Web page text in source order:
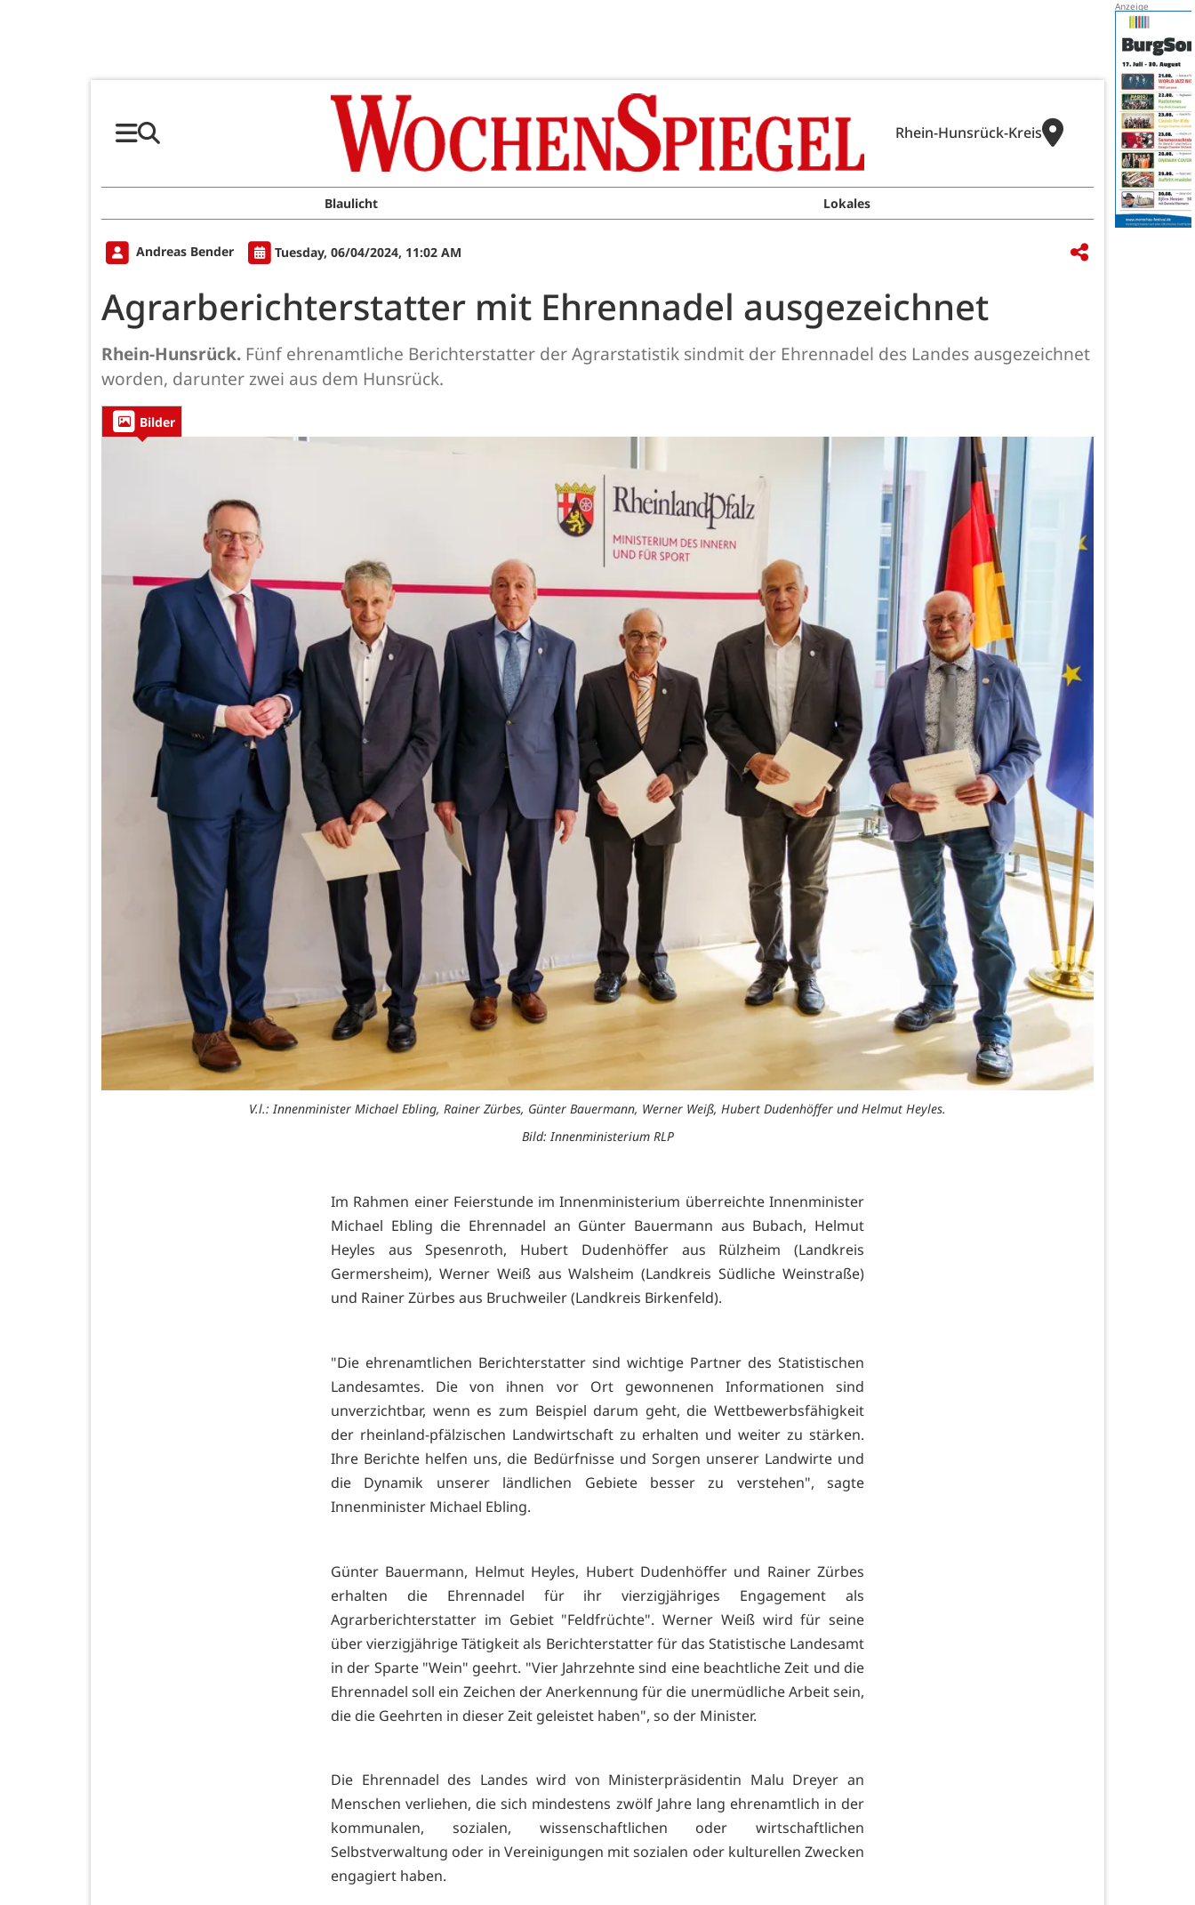
Rhein-Hunsrück-Kreis
Blaulicht Lokales
Andreas Bender Tuesday, 06/04/2024, 11:02 AM
Agrarberichterstatter mit Ehrennadel ausgezeichnet
Rhein-Hunsrück. Fünf ehrenamtliche Berichterstatter der Agrarstatistik sindmit der Ehrennadel des Landes ausgezeichnet
worden, darunter zwei aus dem Hunsrück.
Bilder
V.l.: Innenminister Michael Ebling, Rainer Zürbes, Günter Bauermann, Werner Weiß, Hubert Dudenhöffer und Helmut Heyles.
Bild: Innenministerium RLP
Im Rahmen einer Feierstunde im Innenministerium überreichte Innenminister
Michael Ebling die Ehrennadel an Günter Bauermann aus Bubach, Helmut
Heyles aus Spesenroth, Hubert Dudenhöffer aus Rülzheim (Landkreis
Germersheim), Werner Weiß aus Walsheim (Landkreis Südliche Weinstraße)
und Rainer Zürbes aus Bruchweiler (Landkreis Birkenfeld).
"Die ehrenamtlichen Berichterstatter sind wichtige Partner des Statistischen
Landesamtes. Die von ihnen vor Ort gewonnenen Informationen sind
unverzichtbar, wenn es zum Beispiel darum geht, die Wettbewerbsfähigkeit
der rheinland-pfälzischen Landwirtschaft zu erhalten und weiter zu stärken.
Ihre Berichte helfen uns, die Bedürfnisse und Sorgen unserer Landwirte und
die Dynamik unserer ländlichen Gebiete besser zu verstehen", sagte
Innenminister Michael Ebling.
Günter Bauermann, Helmut Heyles, Hubert Dudenhöffer und Rainer Zürbes
erhalten die Ehrennadel für ihr vierzigjähriges Engagement als
Agrarberichterstatter im Gebiet "Feldfrüchte". Werner Weiß wird für seine
über vierzigjährige Tätigkeit als Berichterstatter für das Statistische Landesamt
in der Sparte "Wein" geehrt. "Vier Jahrzehnte sind eine beachtliche Zeit und die
Ehrennadel soll ein Zeichen der Anerkennung für die unermüdliche Arbeit sein,
die die Geehrten in dieser Zeit geleistet haben", so der Minister.
Die Ehrennadel des Landes wird von Ministerpräsidentin Malu Dreyer an
Menschen verliehen, die sich mindestens zwölf Jahre lang ehrenamtlich in der
kommunalen, sozialen, wissenschaftlichen oder wirtschaftlichen
Selbstverwaltung oder in Vereinigungen mit sozialen oder kulturellen Zwecken
engagiert haben.